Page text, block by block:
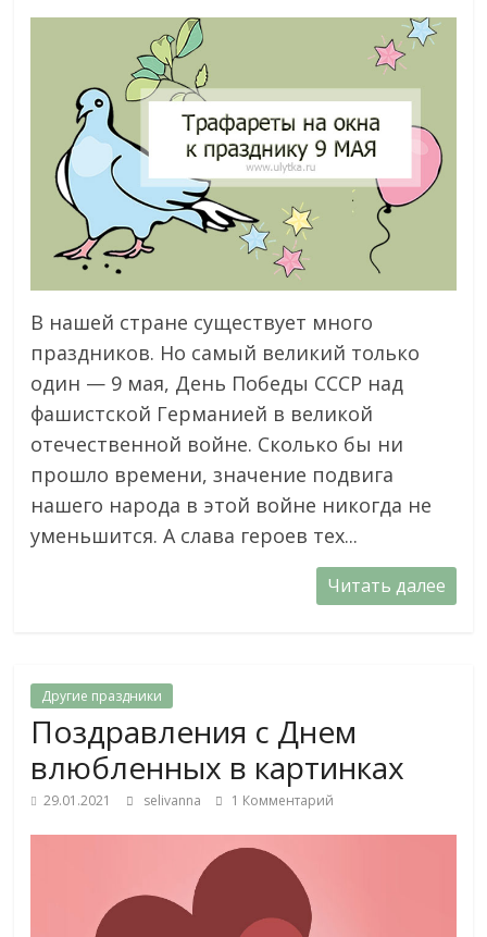
В нашей стране существует много
праздников. Но самый великий только
один — 9 мая, День Победы СССР над
фашистской Германией в великой
отечественной войне. Сколько бы ни
прошло времени, значение подвига
нашего народа в этой войне никогда не
уменьшится. А слава героев тех...
Читать далее
Другие праздники
Поздравления с Днем
влюбленных в картинках
29.01.2021 selivanna 1 Комментарий